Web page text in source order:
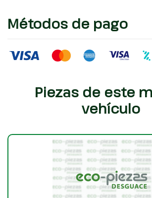
Métodos de pago
Piezas de este
vehículo